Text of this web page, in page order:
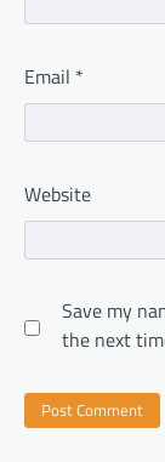
Email *
Website
Save my
the next